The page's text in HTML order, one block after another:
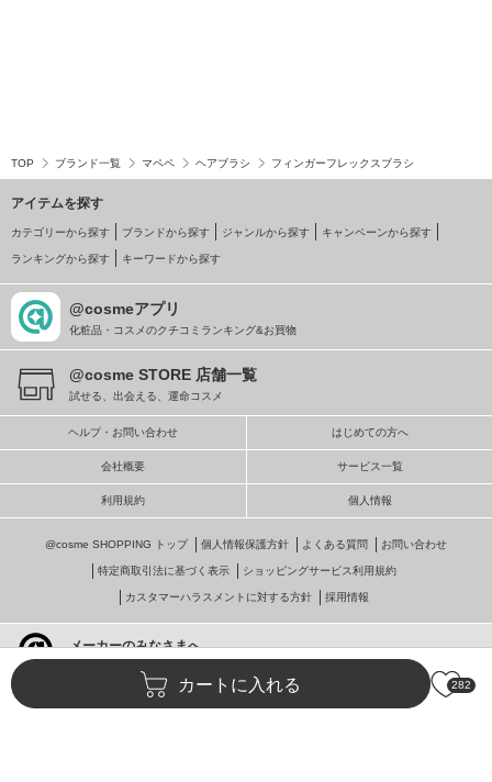
カートに入れる 282
TOP ブランド一覧 マペペ ヘアブラシ フィンガーフレックスブラシ
アイテムを探す
カテゴリーから探す ブランドから探す ジャンルから探す キャンペーンから探す
ランキングから探す キーワードから探す
@cosmeアプリ
化粧品・コスメのクチコミランキング&お買物
@cosme STORE 店舗一覧
試せる、出会える、運命コスメ
ヘルプ・お問い合わせ はじめての方へ
会社概要 サービス一覧
利用規約 個人情報
@cosme SHOPPING トップ 個人情報保護方針 よくある質問 お問い合わせ
特定商取引法に基づく表示 ショッピングサービス利用規約
カスタマーハラスメントに対する方針 採用情報
メーカーのみなさまへ